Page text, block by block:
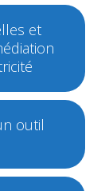
et
outil